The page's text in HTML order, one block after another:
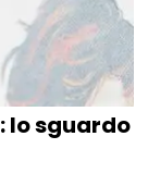
lo sguardo